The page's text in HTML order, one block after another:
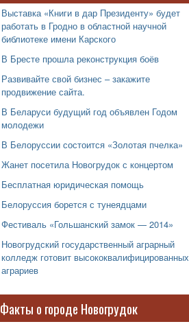
Выставка «Книги в дар Президенту» будет
работать в Гродно в областной научной
библиотеке имени Карского
В Бресте прошла реконструкция боёв
Развивайте свой бизнес – закажите
продвижение сайта.
В Беларуси будущий год объявлен Годом
молодежи
В Белоруссии состоится «Золотая пчелка»
Жанет посетила Новогрудок с концертом
Бесплатная юридическая помощь
Белоруссия борется с тунеядцами
Фестиваль «Гольшанский замок — 2014»
Новогрудский государственный аграрный
колледж готовит высококвалифицированных
аграриев
Факты о городе Новогрудок